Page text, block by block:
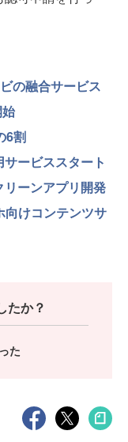
の融合サービス
6割
ービススタート
ーンアプリ開発
けコンテンツサ
たか？
た